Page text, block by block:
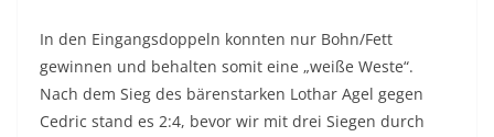
In den Eingangsdoppeln konnten nur Bohn/Fett
gewinnen und behalten somit eine „weiße Weste“.
Nach dem Sieg des bärenstarken Lothar Agel gegen
Cedric stand es 2:4, bevor wir mit drei Siegen durch